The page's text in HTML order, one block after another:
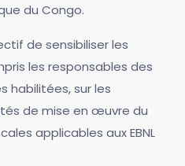
du Congo.
de sensibiliser les
les responsables des
habilitées, sur les
de mise en œuvre du
applicables aux EBNL